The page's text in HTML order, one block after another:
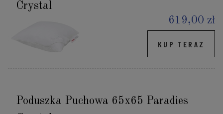
Crystal
619,00 zł
KUP TERAZ
Poduszka Puchowa 65x65 Paradies